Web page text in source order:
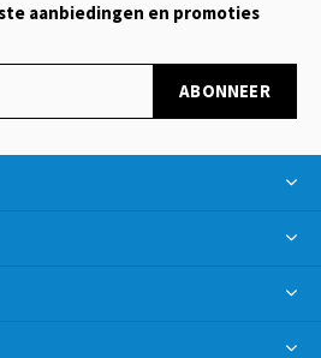
aanbiedingen en promoties
ABONNEER